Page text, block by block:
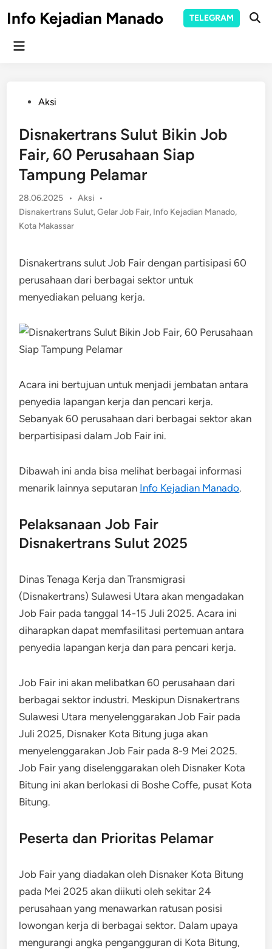
toInfo Kejadian Manado TELEGRAM
Main
PostedAksi
Disnakertrans Sulut Bikin Job
Fair, 60 Perusahaan Siap
Tampung Pelamar
28.06.2025 • Posted
in
Aksi •
Disnakertrans Sulut,Gelar Job Fair, Info Kejadian Manado,
Kota Makassar
Disnakertrans sulut Job Fair dengan partisipasi 60
perusahaan dari berbagai sektor untuk
menyediakan peluang kerja.
Acara ini bertujuan untuk menjadi jembatan antara
penyedia lapangan kerja dan pencari kerja.
Sebanyak 60 perusahaan dari berbagai sektor akan
berpartisipasi dalam Job Fair ini.
Dibawah ini anda bisa melihat berbagai informasi
menarik lainnya seputaran Info Kejadian Manado.
Pelaksanaan Job Fair
Disnakertrans Sulut 2025
Dinas Tenaga Kerja dan Transmigrasi
(Disnakertrans) Sulawesi Utara akan mengadakan
Job Fair pada tanggal 14-15 Juli 2025. Acara ini
diharapkan dapat memfasilitasi pertemuan antara
penyedia lapangan kerja dan para pencari kerja.
Job Fair ini akan melibatkan 60 perusahaan dari
berbagai sektor industri. Meskipun Disnakertrans
Sulawesi Utara menyelenggarakan Job Fair pada
Juli 2025, Disnaker Kota Bitung juga akan
menyelenggarakan Job Fair pada 8-9 Mei 2025.
Job Fair yang diselenggarakan oleh Disnaker Kota
Bitung ini akan berlokasi di Boshe Coffe, pusat Kota
Bitung.
Peserta dan Prioritas Pelamar
Job Fair yang diadakan oleh Disnaker Kota Bitung
pada Mei 2025 akan diikuti oleh sekitar 24
perusahaan yang menawarkan ratusan posisi
lowongan kerja di berbagai sektor. Dalam upaya
mengurangi angka pengangguran di Kota Bitung,